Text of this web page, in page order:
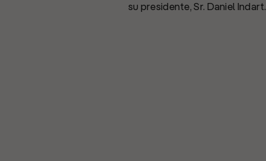
su presidente, Sr. Daniel Indart.